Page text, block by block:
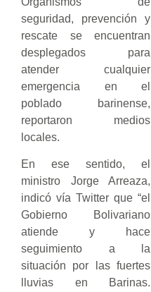
seguridad, prevención y
rescate se encuentran
desplegados para
atender cualquier
emergencia en el
poblado barinense,
reportaron medios
locales.
En ese sentido, el
ministro Jorge Arreaza,
indicó vía Twitter que “el
Gobierno Bolivariano
atiende y hace
seguimiento a la
situación por las fuertes
lluvias en Barinas.